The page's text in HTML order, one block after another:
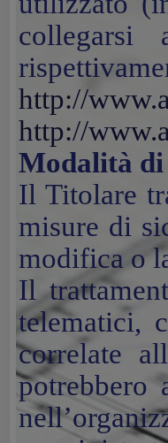
http://
http://
Modalità
Il Titolare
misure di
modifica o
Il
telematici,
correlate
potrebbero